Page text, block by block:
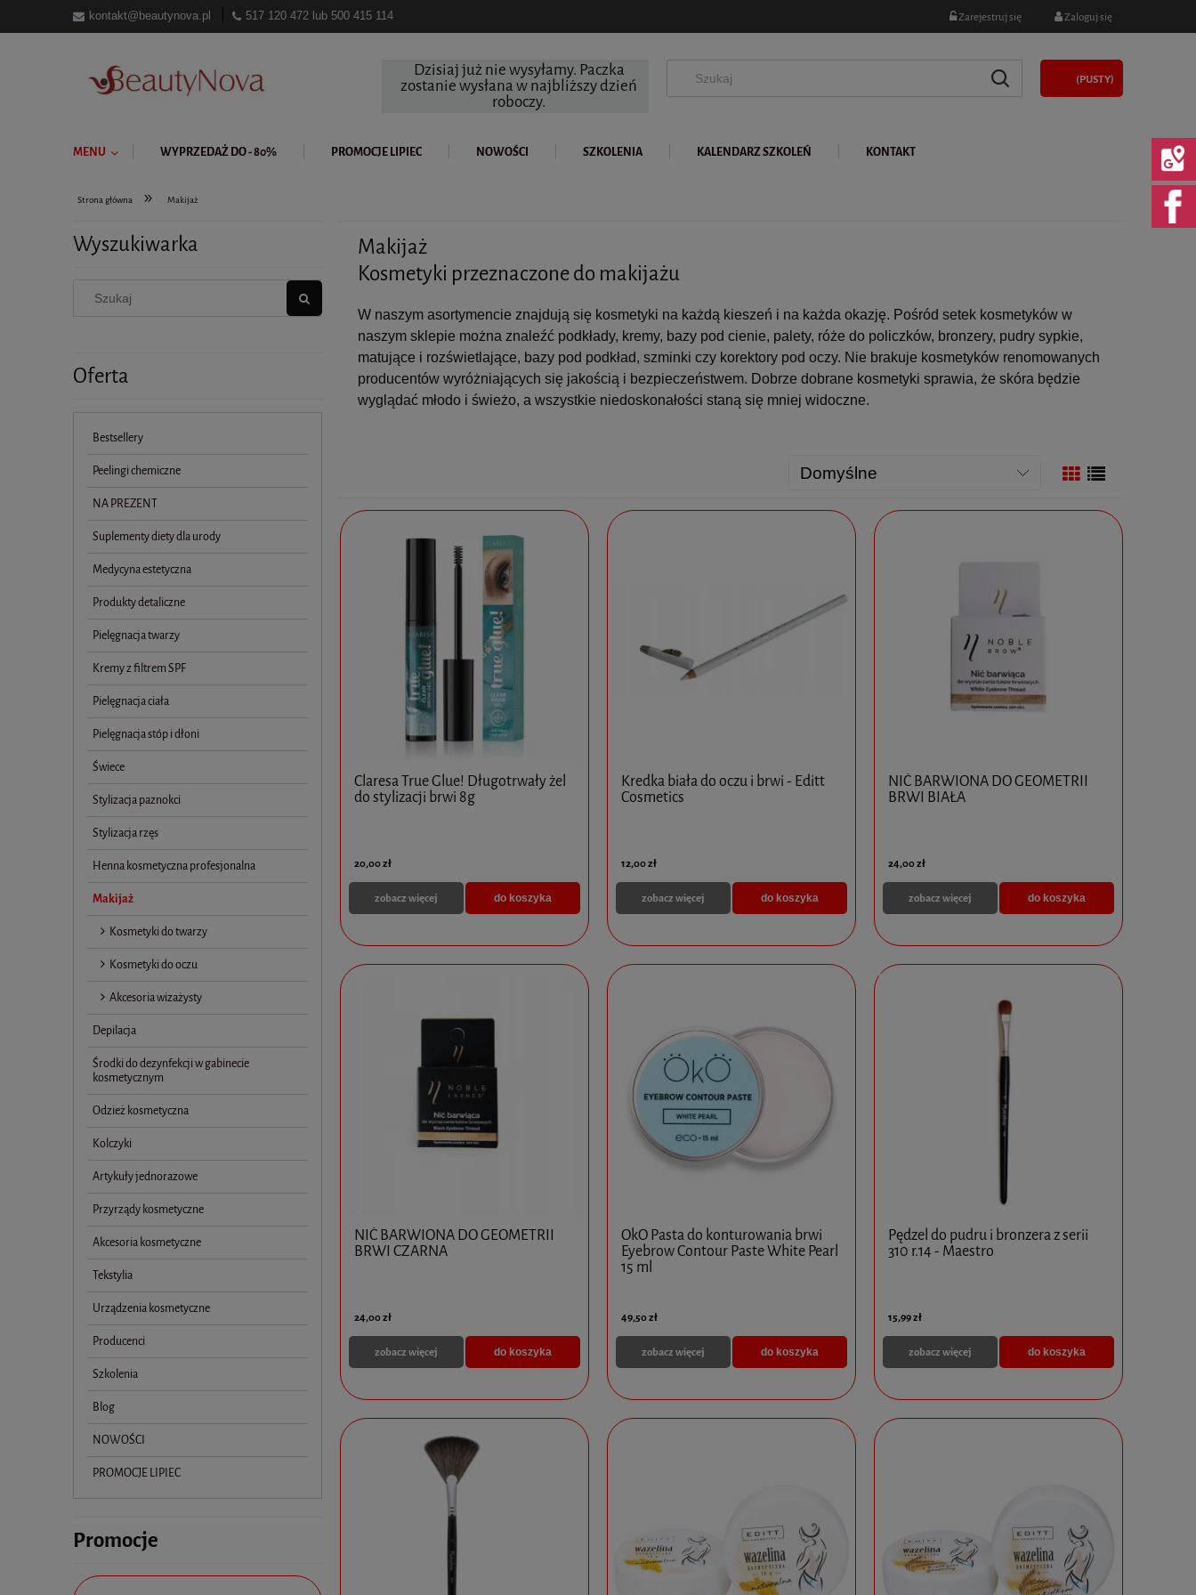
kontakt@beautynova.pl 517 120 472 lub 500 415 114 Zarejestruj się Zaloguj się
(PUSTY)
Dzisiaj już nie wysyłamy. Paczka
zostanie wysłana w najbliższy dzień
roboczy.
MENU WYPRZEDAŻ DO - 80% PROMOCJE LIPIEC NOWOŚCI SZKOLENIA KALENDARZ SZKOLEŃ KONTAKT
Strona główna » Makijaż
Wyszukiwarka
Oferta
Bestsellery
Peelingi chemiczne
NA PREZENT
Suplementy diety dla urody
Medycyna estetyczna
Produkty detaliczne
Pielęgnacja twarzy
Kremy z filtrem SPF
Pielęgnacja ciała
Pielęgnacja stóp i dłoni
Świece
Stylizacja paznokci
Stylizacja rzęs
Henna kosmetyczna profesjonalna
Makijaż
Kosmetyki do twarzy
Kosmetyki do oczu
Akcesoria wizażysty
Depilacja
Środki do dezynfekcji w gabinecie
kosmetycznym
Odzież kosmetyczna
Kolczyki
Artykuły jednorazowe
Przyrządy kosmetyczne
Akcesoria kosmetyczne
Tekstylia
Urządzenia kosmetyczne
Producenci
Szkolenia
Blog
NOWOŚCI
PROMOCJE LIPIEC
Promocje
Makijaż
Kosmetyki przeznaczone do makijażu
W naszym asortymencie znajdują się kosmetyki na każdą kieszeń i na każda okazję. Pośród setek kosmetyków w
naszym sklepie można znaleźć podkłady, kremy, bazy pod cienie, palety, róże do policzków, bronzery, pudry sypkie,
matujące i rozświetlające, bazy pod podkład, szminki czy korektory pod oczy. Nie brakuje kosmetyków renomowanych
producentów wyróżniających się jakością i bezpieczeństwem. Dobrze dobrane kosmetyki sprawia, że skóra będzie
wyglądać młodo i świeżo, a wszystkie niedoskonałości staną się mniej widoczne.
Claresa True Glue! Długotrwały żel
do stylizacji brwi 8g
20,00 zł
do koszyka
zobacz więcej
Kredka biała do oczu i brwi - Editt
Cosmetics
12,00 zł
do koszyka
zobacz więcej
NIĆ BARWIONA DO GEOMETRII
BRWI BIAŁA
24,00 zł
do koszyka
zobacz więcej
NIĆ BARWIONA DO GEOMETRII
BRWI CZARNA
24,00 zł
do koszyka
zobacz więcej
OkO Pasta do konturowania brwi
Eyebrow Contour Paste White Pearl
15 ml
49,50 zł
do koszyka
zobacz więcej
Pędzel do pudru i bronzera z serii
310 r.14 - Maestro
15,99 zł
do koszyka
zobacz więcej